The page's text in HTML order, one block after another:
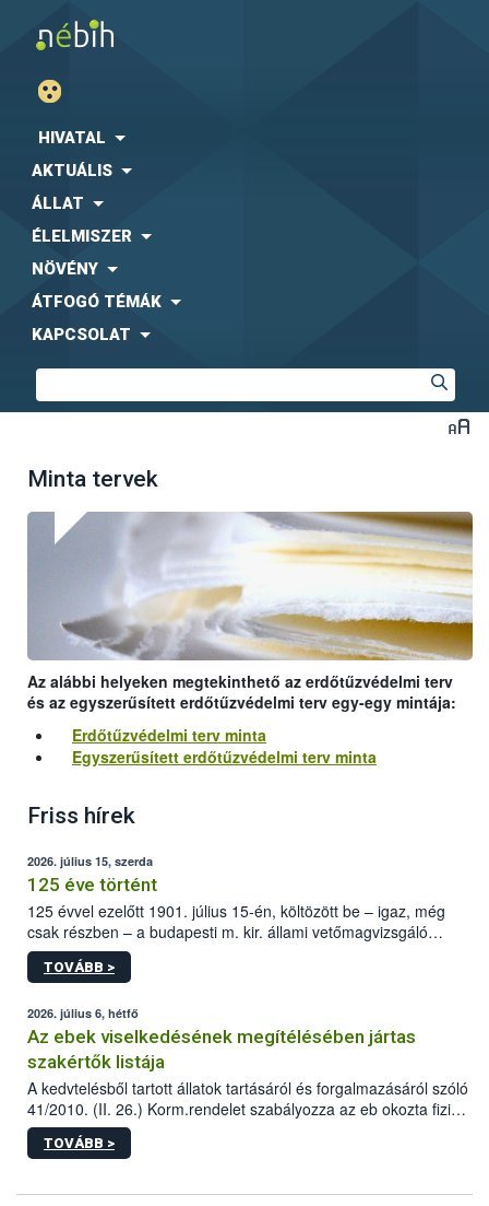
HIVATAL
AKTUÁLIS
ÁLLAT
ÉLELMISZER
NÖVÉNY
ÁTFOGÓ TÉMÁK
KAPCSOLAT
Minta tervek
Az alábbi helyeken megtekinthető az erdőtűzvédelmi terv
és az egyszerűsített erdőtűzvédelmi terv egy-egy mintája:
Erdőtűzvédelmi terv minta
Egyszerűsített erdőtűzvédelmi terv minta
Friss hírek
2026. július 15, szerda
125 éve történt
125 évvel ezelőtt 1901. július 15-én, költözött be – igaz, még
csak részben – a budapesti m. kir. állami vetőmagvizsgáló
állomás a Kis Rókus utca 15. szám alatti, Czigler Győző által
tervezett új épületébe.
TOVÁBB >
2026. július 6, hétfő
Az ebek viselkedésének megítélésében jártas
szakértők listája
A kedvtelésből tartott állatok tartásáról és forgalmazásáról szóló
41/2010. (II. 26.) Korm.rendelet szabályozza az eb okozta fizikai
sérülés, illetve ennek veszélye keletkezésekor felmerülő
hatósági feladatokat, valamint a veszélyes eb tartását és annak
vonni az ebek viselkedésének megítélésében jártas szakértőt.
TOVÁBB >